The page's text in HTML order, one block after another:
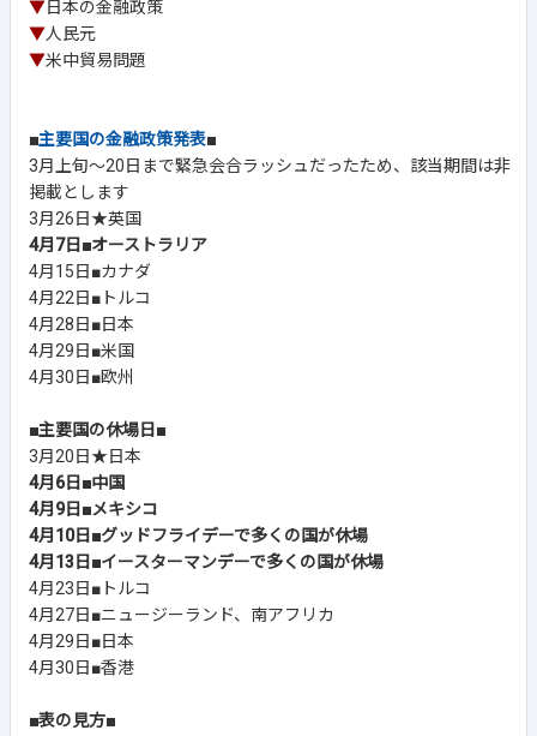
▼日本の金融政策
▼人民元
▼米中貿易問題
■主要国の金融政策発表■
3月上旬～20日まで緊急会合ラッシュだったため、該当期間は非
掲載とします
3月26日★英国
4月7日■オーストラリア
4月15日■カナダ
4月22日■トルコ
4月28日■日本
4月29日■米国
4月30日■欧州
■主要国の休場日■
3月20日★日本
4月6日■中国
4月9日■メキシコ
4月10日■グッドフライデーで多くの国が休場
4月13日■イースターマンデーで多くの国が休場
4月23日■トルコ
4月27日■ニュージーランド、南アフリカ
4月29日■日本
4月30日■香港
■表の見方■